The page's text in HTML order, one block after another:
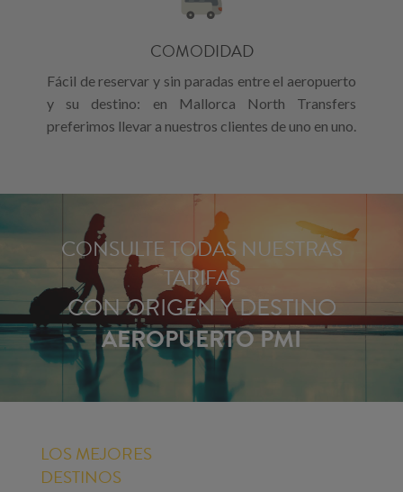
COMODIDAD
Fácil de reservar y sin paradas entre el aeropuerto
y su destino: en Mallorca North Transfers
preferimos llevar a nuestros clientes de uno en uno.
CONSULTE TODAS NUESTRAS
TARIFAS
CON ORIGEN Y DESTINO
AEROPUERTO PMI
LOS MEJORES
DESTINOS